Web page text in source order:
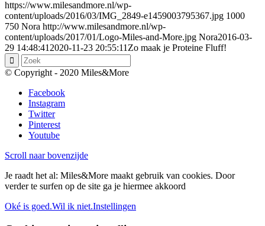
https://www.milesandmore.nl/wp-
content/uploads/2016/03/IMG_2849-e1459003795367.jpg 1000
750 Nora http://www.milesandmore.nl/wp-
content/uploads/2017/01/Logo-Miles-and-More.jpg Nora2016-03-
29 14:48:412020-11-23 20:55:11Zo maak je Proteine Fluff!
© Copyright - 2020 Miles&More
Facebook
Instagram
Twitter
Pinterest
Youtube
Scroll naar bovenzijde
Je raadt het al: Miles&More maakt gebruik van cookies. Door
verder te surfen op de site ga je hiermee akkoord
Oké is goed.Wil ik niet.Instellingen